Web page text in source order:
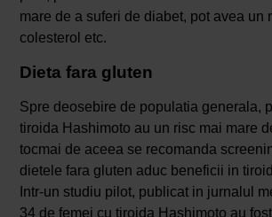
mare de a suferi de diabet, pot avea un
colesterol etc.
Dieta fara gluten
Spre deosebire de populatia generala,
tiroida Hashimoto au un risc mai mare
tocmai de aceea se recomanda
dietele fara gluten aduc beneficii in
Intr-un studiu pilot, publicat in jurnalul
34 de femei cu tiroida Hashimoto au